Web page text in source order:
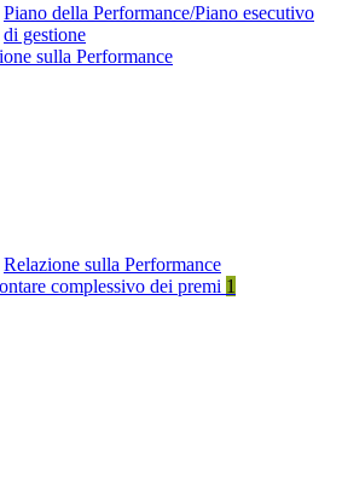
Piano della Performance/Piano esecutivo
di gestione
sulla Performance
Relazione sulla Performance
complessivo dei premi 1